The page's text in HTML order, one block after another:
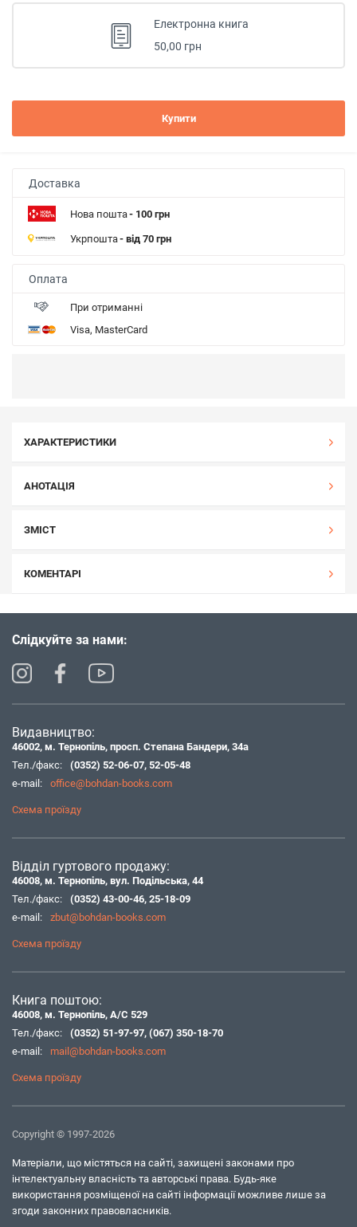
Електронна книга
50,00 грн
Купити
Доставка
Нова пошта- 100 грн
Укрпошта- від 70 грн
Оплата
При отриманні
Visa, MasterCard
ХАРАКТЕРИСТИКИ
АНОТАЦІЯ
ЗМІСТ
КОМЕНТАРІ
Слідкуйте за нами:
Видавництво:
46002, м. Тернопіль, просп. Степана Бандери, 34а
Тел./факс:
(0352) 52-06-07, 52-05-48
e-mail:
office@bohdan-books.com
Схема проїзду
Відділ гуртового продажу:
46008, м. Тернопіль, вул. Подільська, 44
Тел./факс:
(0352) 43-00-46, 25-18-09
e-mail:
zbut@bohdan-books.com
Схема проїзду
Книга поштою:
46008, м. Тернопіль, А/С 529
Тел./факс:
(0352) 51-97-97, (067) 350-18-70
e-mail:
mail@bohdan-books.com
Схема проїзду
Copyright © 1997-2026
Матеріали, що містяться на сайті, захищені законами про
інтелектуальну власність та авторські права. Будь-яке
використання розміщеної на сайті інформації можливе лише за
згоди законних правовласників.